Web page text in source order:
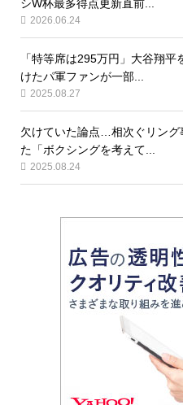
シW杯最多得点更新直前...
2026.06.24
「特等席は295万円」大谷翔平
けたパ軍ファンが一部...
2025.08.27
欠けていた論点…相次ぐリング
た「ボクシングを考えて...
2025.08.24